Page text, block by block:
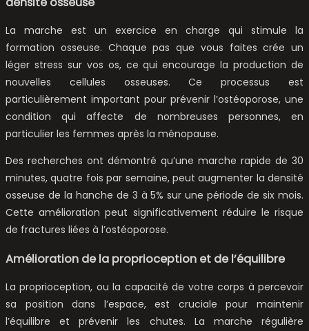
La marche est un exercice en charge qui stimule la
formation osseuse. Chaque pas que vous faites crée un
léger stress sur vos os, ce qui encourage la production de
nouvelles cellules osseuses. Ce processus est
particulièrement important pour prévenir l’ostéoporose, une
condition qui affecte de nombreuses personnes, en
particulier les femmes après la ménopause.
Des recherches ont démontré qu’une marche rapide de 30
minutes, quatre fois par semaine, peut augmenter la densité
osseuse de la hanche de 3 à 5% sur une période de six mois.
Cette amélioration peut significativement réduire le risque
de fractures liées à l’ostéoporose.
Amélioration de la proprioception et de l’équilibre
La proprioception, ou la capacité de votre corps à percevoir
sa position dans l’espace, est cruciale pour maintenir
l’équilibre et prévenir les chutes. La marche régulière